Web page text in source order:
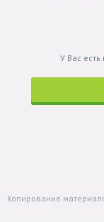
У Вас
Копирование